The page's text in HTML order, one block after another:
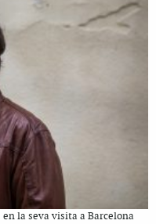
la seva visita a Barcelona